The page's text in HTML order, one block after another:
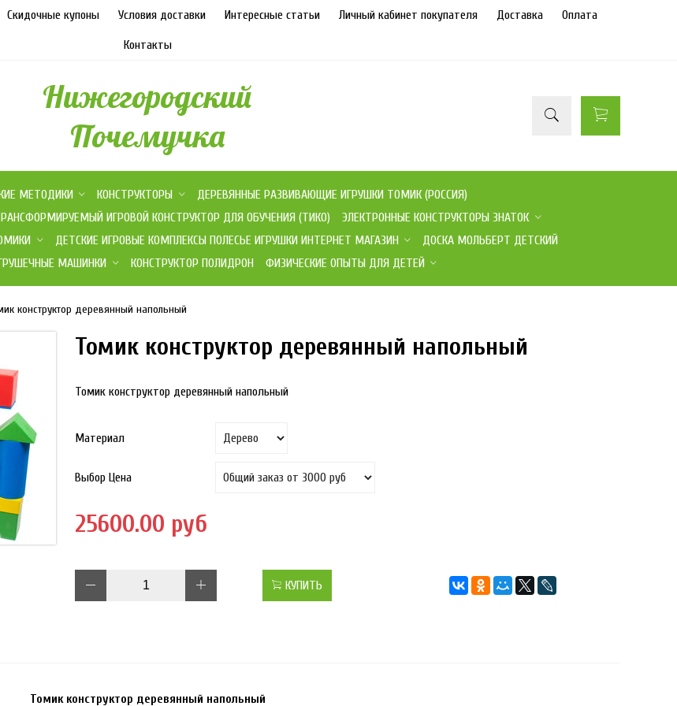
Скидочные купоны Условия доставки Интересные статьи Личный кабинет покупателя Доставка Оплата
Контакты
Нижегородский
Почемучка
МЕТОДИКИ КОНСТРУКТОРЫ
ДЕРЕВЯННЫЕ РАЗВИВАЮЩИЕ ИГРУШКИ ТОМИК (РОССИЯ)
ИГРОВОЙ КОНСТРУКТОР ДЛЯ ОБУЧЕНИЯ (ТИКО)
ЭЛЕКТРОННЫЕ КОНСТРУКТОРЫ ЗНАТОК
ДЕТСКИЕ ИГРОВЫЕ КОМПЛЕКСЫ ПОЛЕСЬЕ ИГРУШКИ ИНТЕРНЕТ МАГАЗИН
ДОСКА МОЛЬБЕРТ ДЕТСКИЙ
МАШИНКИ КОНСТРУКТОР ПОЛИДРОН ФИЗИЧЕСКИЕ ОПЫТЫ ДЛЯ ДЕТЕЙ
конструктор деревянный напольный
Томик конструктор деревянный напольный
Томик конструктор деревянный напольный
Материал
Выбор Цена
25600.00 руб
КУПИТЬ
Томик конструктор деревянный напольный